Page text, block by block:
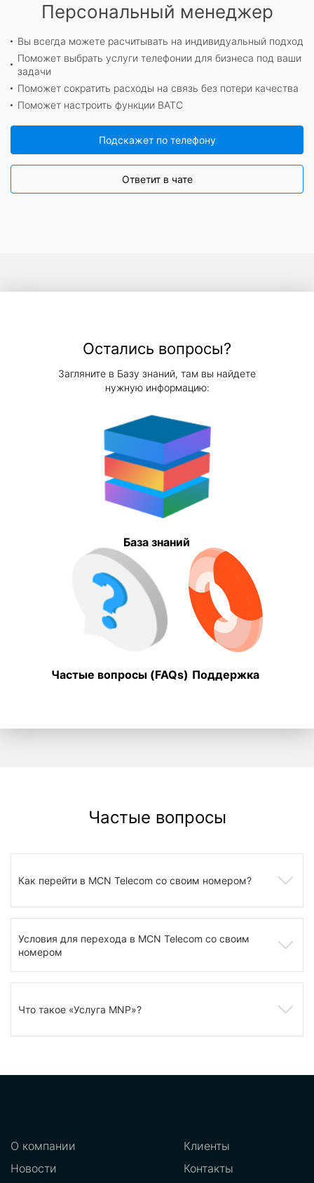
Персональный менеджер
Вы всегда можете расчитывать на индивидуальный подход
Поможет выбрать услуги телефонии для бизнеса под ваши
задачи
Поможет сократить расходы на связь без потери качества
Поможет настроить функции ВАТС
Подскажет по телефону
Ответит в чате
Остались вопросы?
Загляните в Базу знаний, там вы найдете
нужную информацию:
База знаний
Частые вопросы (FAQs) Поддержка
Частые вопросы
Как перейти в MCN Telecom со своим номером?
Условия для перехода в MCN Telecom со своим
номером
Что такое «Услуга MNP»?
О компании
Новости
Клиенты
Контакты